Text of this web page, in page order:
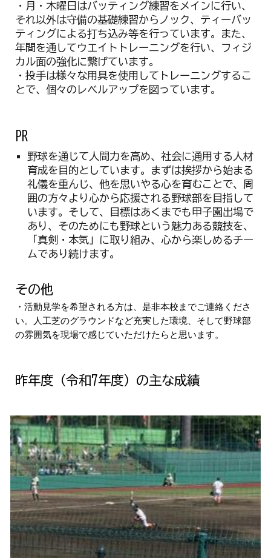
・月・木曜日はバッティング練習をメインに行い、
それ以外は守備の基礎練習からノック、ティーバッ
ティングによる打ち込み等を行っています。また、
年間を通してウエイトトレーニングを行い、フィジ
カル面の強化に繋げています。
・投手は様々な用具を使用してトレーニングするこ
とで、個々のレベルアップを図っています。
PR
野球を通じて人間力を高め、社会に通用する人材
育成を目的としています。まずは挨拶から始まる
礼儀を重んじ、他を思いやる心を育むことで、周
囲の方々より心から応援される野球部を目指して
います。そして、目標はあくまでも甲子園出場で
あり、そのためにも野球という魅力ある競技を、
「真剣・本気」に取り組み、心から楽しめるチー
ムであり続けます。
その他
・活動見学を希望される方は、是非本校までご連絡くださ
い。人工芝のグラウンドなど充実した環境、そして野球部
の雰囲気を現場で感じていただけたらと思います。
昨年度（令和7年度）の主な成績